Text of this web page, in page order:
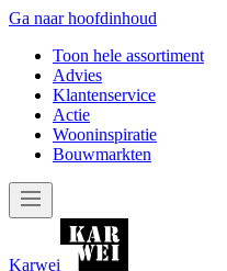
Ga naar hoofdinhoud
Toon hele assortiment
Advies
Klantenservice
Actie
Wooninspiratie
Bouwmarkten
Karwei